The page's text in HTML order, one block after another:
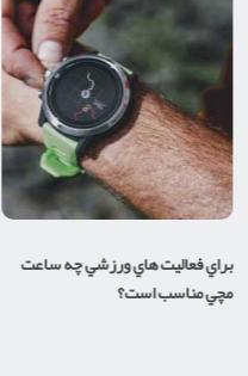
براي فعاليت هاي ورزشي چه ساعت
مچي مناسب است؟